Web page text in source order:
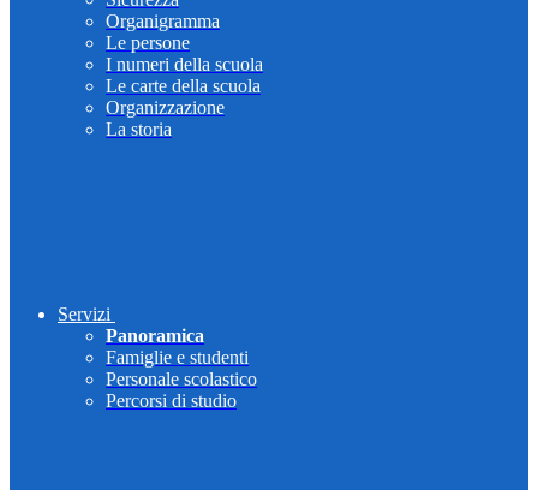
Organigramma
Le persone
I numeri della scuola
Le carte della scuola
Organizzazione
La storia
Servizi
Panoramica
Famiglie e studenti
Personale scolastico
Percorsi di studio